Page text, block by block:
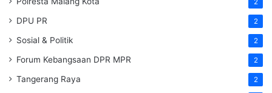
2
DPU PR 2
Sosial & Politik 2
Forum Kebangsaan DPR MPR 2
Tangerang Raya 2